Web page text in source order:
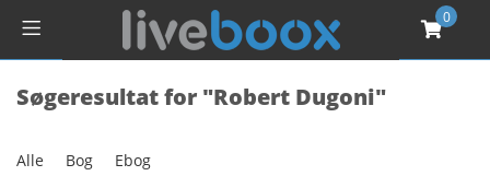
0
Søgeresultat for "Robert Dugoni"
Alle Bog Ebog